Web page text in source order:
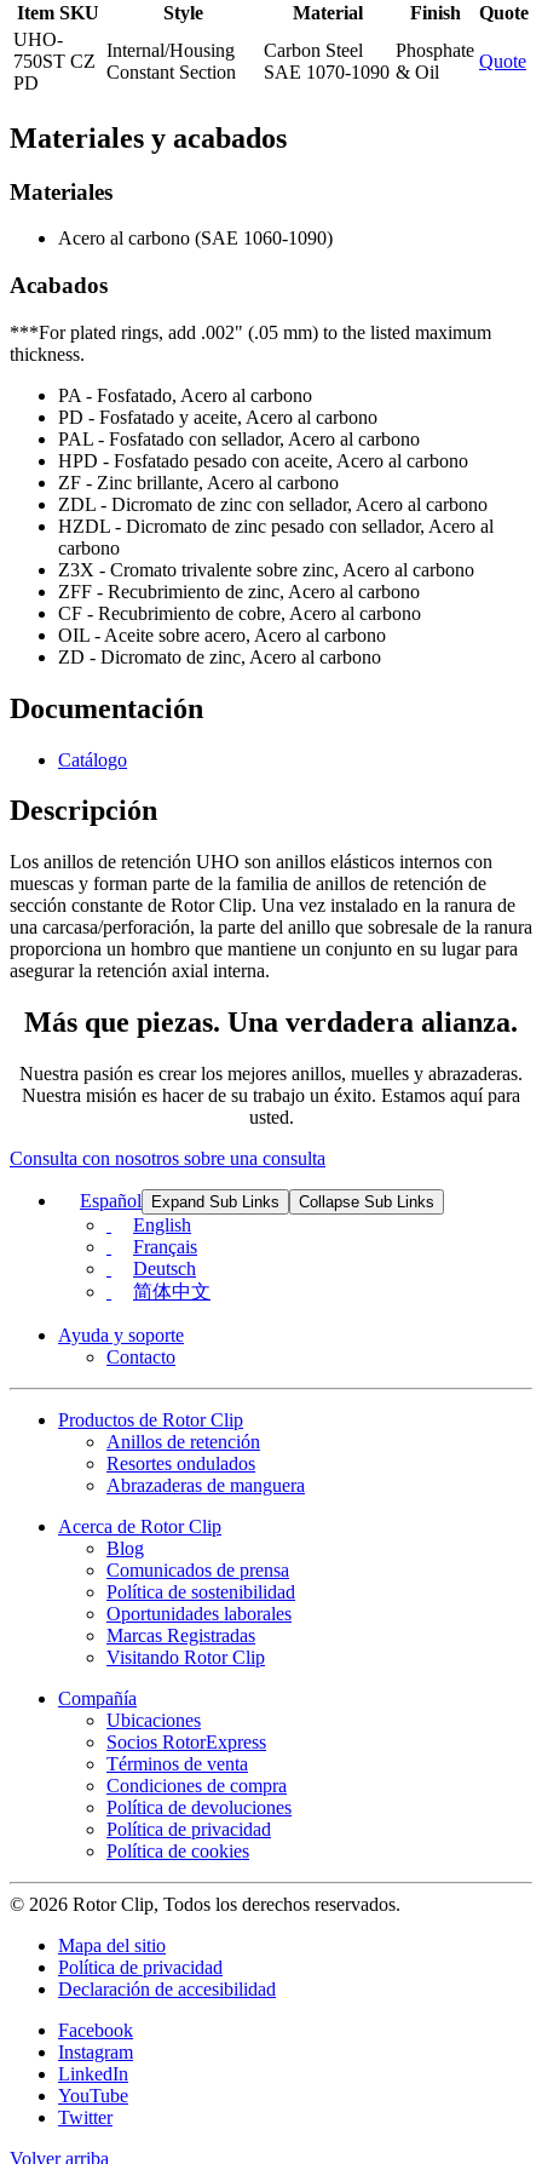
Item SKU Style Material Finish
Quote
UHO-
750ST CZ
PD
Internal/Housing
Constant Section
Carbon Steel
SAE 1070-1090
Phosphate
& Oil
Quote
Materiales y acabados
Materiales
Acero al carbono (SAE 1060-1090)
Acabados
***For plated rings, add .002" (.05 mm) to the listed maximum
thickness.
PA - Fosfatado, Acero al carbono
PD - Fosfatado y aceite, Acero al carbono
PAL - Fosfatado con sellador, Acero al carbono
HPD - Fosfatado pesado con aceite, Acero al carbono
ZF - Zinc brillante, Acero al carbono
ZDL - Dicromato de zinc con sellador, Acero al carbono
HZDL - Dicromato de zinc pesado con sellador, Acero al
carbono
Z3X - Cromato trivalente sobre zinc, Acero al carbono
ZFF - Recubrimiento de zinc, Acero al carbono
CF - Recubrimiento de cobre, Acero al carbono
OIL - Aceite sobre acero, Acero al carbono
ZD - Dicromato de zinc, Acero al carbono
Documentación
Catálogo
Descripción
Los anillos de retención UHO son anillos elásticos internos con
muescas y forman parte de la familia de anillos de retención de
sección constante de Rotor Clip. Una vez instalado en la ranura de
una carcasa/perforación, la parte del anillo que sobresale de la ranura
proporciona un hombro que mantiene un conjunto en su lugar para
asegurar la retención axial interna.
Más que piezas. Una verdadera alianza.
Nuestra pasión es crear los mejores anillos, muelles y abrazaderas.
Nuestra misión es hacer de su trabajo un éxito. Estamos aquí para
usted.
Consulta con nosotros sobre una consulta
Español Expand Sub Links Collapse Sub Links
English
Français
Deutsch
简体中文
Ayuda y soporte
Contacto
Productos de Rotor Clip
Anillos de retención
Resortes ondulados
Abrazaderas de manguera
Acerca de Rotor Clip
Blog
Comunicados de prensa
Política de sostenibilidad
Oportunidades laborales
Marcas Registradas
Visitando Rotor Clip
Compañía
Ubicaciones
Socios RotorExpress
Términos de venta
Condiciones de compra
Política de devoluciones
Política de privacidad
Política de cookies
© 2026 Rotor Clip, Todos los derechos reservados.
Mapa del sitio
Política de privacidad
Declaración de accesibilidad
Facebook
Instagram
LinkedIn
YouTube
Twitter
Volver arriba